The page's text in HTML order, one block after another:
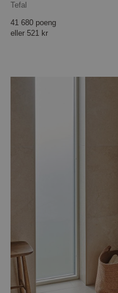
Tefal
41 680 poeng
eller 521 kr